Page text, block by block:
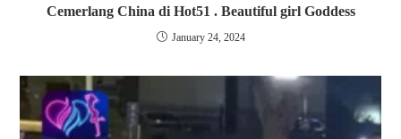
Cemerlang China di Hot51 . Beautiful girl Goddess
January 24, 2024